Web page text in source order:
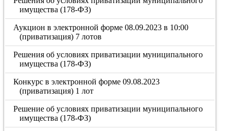
имущества (178-ФЗ)
Аукцион в электронной форме 08.09.2023 в 10:00
(приватизация) 7 лотов
Решения об условиях приватизации муниципального
имущества (178-ФЗ)
Конкурс в электронной форме 09.08.2023
(приватизация) 1 лот
Решение об условиях приватизации муниципального
имущества (178-ФЗ)